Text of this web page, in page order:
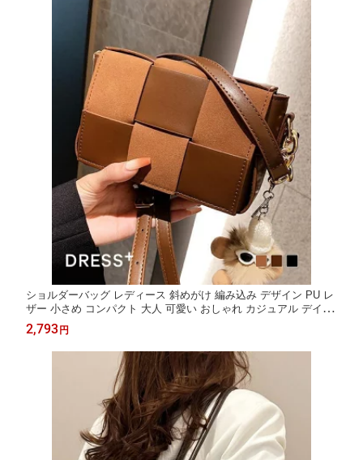
ショルダーバッグ レディース 斜めがけ 編み込み デザイン PU レ
ザー 小さめ コンパクト 大人 可愛い おしゃれ カジュアル デイリ
ー 通勤 通学 軽量 斜め掛け バッグ 女性 鞄 かばん ブラウン
2,793円